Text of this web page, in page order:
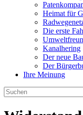
Heimat für
Die erste
Kanalhering
Der neue
Der
Ihre Meinung